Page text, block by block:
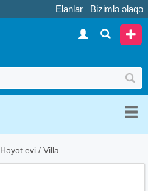
Elanlar Bizimlə əlaqə
Həyət evi / Villa